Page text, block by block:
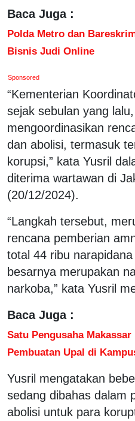
Baca Juga :
Polda Metro dan
Bisnis Judi Online
Sponsored
“Kementerian
sejak sebulan yang
mengoordinasikan
dan abolisi, termasuk
korupsi,” kata Yusril
diterima wartawan di
(20/12/2024).
“Langkah tersebut,
rencana pemberian
total 44 ribu
besarnya merupakan
narkoba,” kata Yusril
Baca Juga :
Satu Pengusaha
Pembuatan Upal di
Yusril mengatakan
sedang dibahas dalam
abolisi untuk para